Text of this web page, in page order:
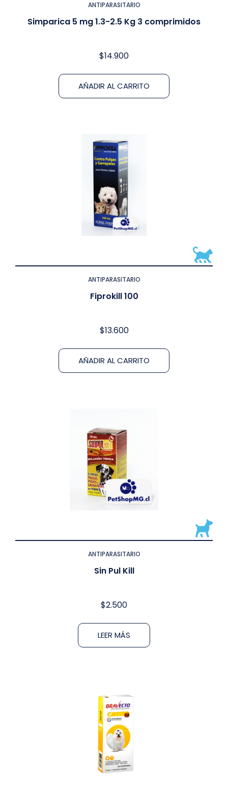
ANTIPARASITARIO
Simparica 5 mg 1.3-2.5 Kg 3 comprimidos
$14.900
AÑADIR AL CARRITO
ANTIPARASITARIO
Fiprokill 100
$13.600
AÑADIR AL CARRITO
ANTIPARASITARIO
Sin Pul Kill
$2.500
LEER MÁS